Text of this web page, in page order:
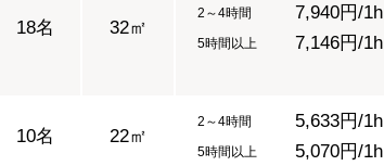
18名 32㎡
2～4時間 7,940円/1h
5時間以上 7,146円/1h
10名 22㎡
2～4時間 5,633円/1h
5時間以上 5,070円/1h